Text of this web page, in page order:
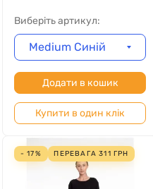
Виберіть артикул:
Medium Синій
Додати в кошик
Купити в один клік
- 17% ПЕРЕВАГА311 ГРН